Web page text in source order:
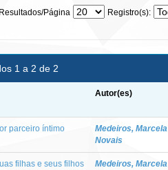
Resultados/Página Registro(s):
1 a 2 de 2
Autor(es)
parceiro íntimo
Medeiros, Marcela
Novais
filhas e seus filhos
Medeiros, Marcela